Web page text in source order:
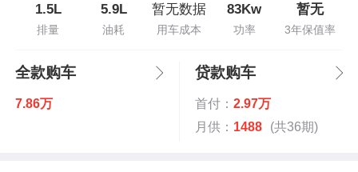
1.5L
排量
5.9L
油耗
暂无数据
用车成本
83Kw
功率
暂无
3年保值率
全款购车
7.86万
贷款购车
首付： 2.97万
月供： 1488 (共36期)